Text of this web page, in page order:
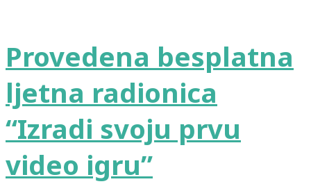
Provedena besplatna
ljetna radionica
“Izradi svoju prvu
video igru”